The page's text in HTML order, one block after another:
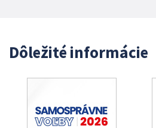
Dôležité informácie